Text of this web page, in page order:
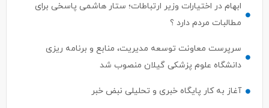
ابهام در اختیارات وزیر ارتباطات؛ ستار هاشمی پاسخی برای
مطالبات مردم دارد ؟
سرپرست معاونت توسعه مدیریت، منابع و برنامه ریزی
دانشگاه علوم پزشکی گیلان منصوب شد
آغاز به کار پایگاه خبری و تحلیلی نبض خبر